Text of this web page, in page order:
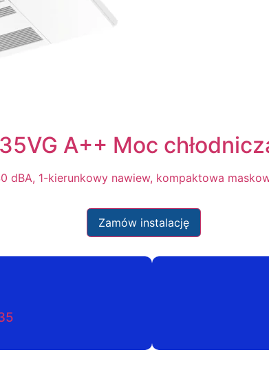
A++ Moc
dBA, 1-kierunkowy nawiew, kompaktowa
Zamów instalację